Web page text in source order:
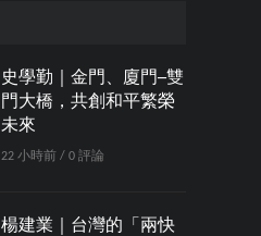
史學勤｜金門、廈門─雙
門大橋，共創和平繁榮
未來
22 小時前 / 0 評論
楊建業｜台灣的「兩快